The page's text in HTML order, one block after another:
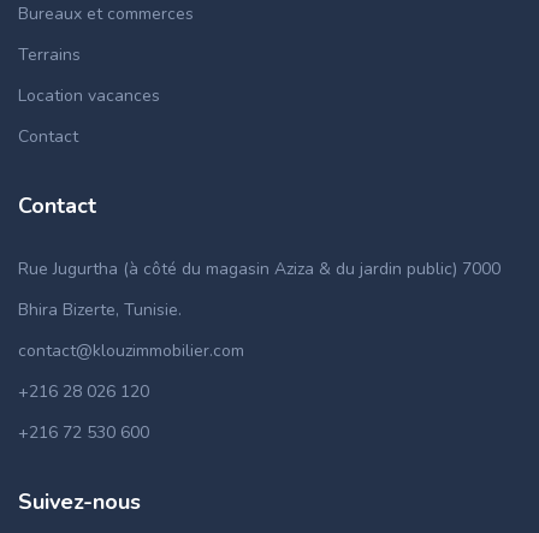
Bureaux et commerces
Terrains
Location vacances
Contact
Contact
Rue Jugurtha (à côté du magasin Aziza & du jardin public) 7000
Bhira Bizerte, Tunisie.
contact@klouzimmobilier.com
+216 28 026 120
+216 72 530 600
Suivez-nous